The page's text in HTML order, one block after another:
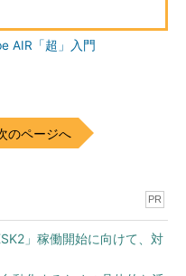
AIR「超」入門
のページへ
PR
」稼働開始に向けて、対